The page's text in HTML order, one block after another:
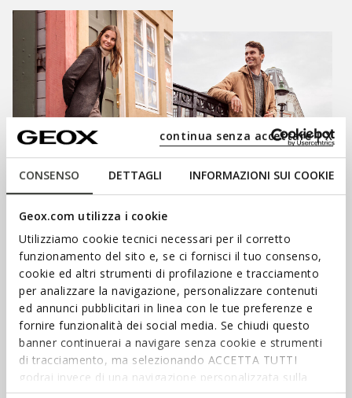
CONSENSO DETTAGLI INFORMAZIONI SUI COOKIE
Geox.com utilizza i cookie
Utilizziamo cookie tecnici necessari per il corretto
funzionamento del sito e, se ci fornisci il tuo consenso,
cookie ed altri strumenti di profilazione e tracciamento
per analizzare la navigazione, personalizzare contenuti
ed annunci pubblicitari in linea con le tue preferenze e
fornire funzionalità dei social media. Se chiudi questo
banner continuerai a navigare senza cookie e strumenti
di tracciamento, ma selezionando ACCETTA TUTTI
godrai invece di una navigazione personalizzata sulla
base dei tuoi gusti ed interessi. Selezionando
continua senza accettare | X
SHOP WOMEN’S
STAY IN THE LOOP
Stay informed about the latest
news: sign up for our
newsletter.
SIGN UP